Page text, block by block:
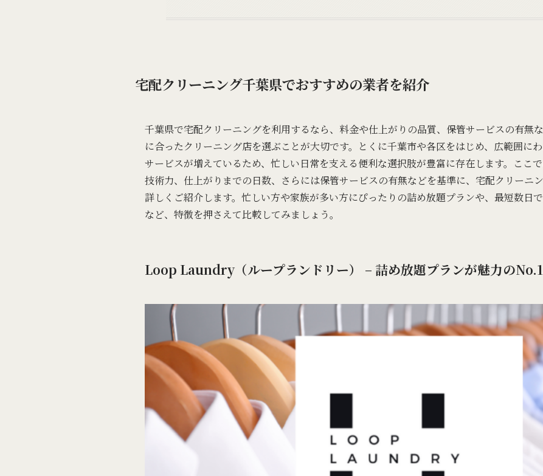
宅配クリーニング千葉県でおすすめの業者を紹介
千葉県で宅配クリーニングを利用するなら、料金や仕上がりの品質、保管サービスの有無
に合ったクリーニング店を選ぶことが大切です。とくに千葉市や各区をはじめ、広範囲に
サービスが増えているため、忙しい日常を支える便利な選択肢が豊富に存在します。ここ
技術力、仕上がりまでの日数、さらには保管サービスの有無などを基準に、宅配クリーニ
詳しくご紹介します。忙しい方や家族が多い方にぴったりの詰め放題プランや、最短数日
など、特徴を押さえて比較してみましょう。
Loop Laundry（ループランドリー） – 詰め放題プランが魅力の